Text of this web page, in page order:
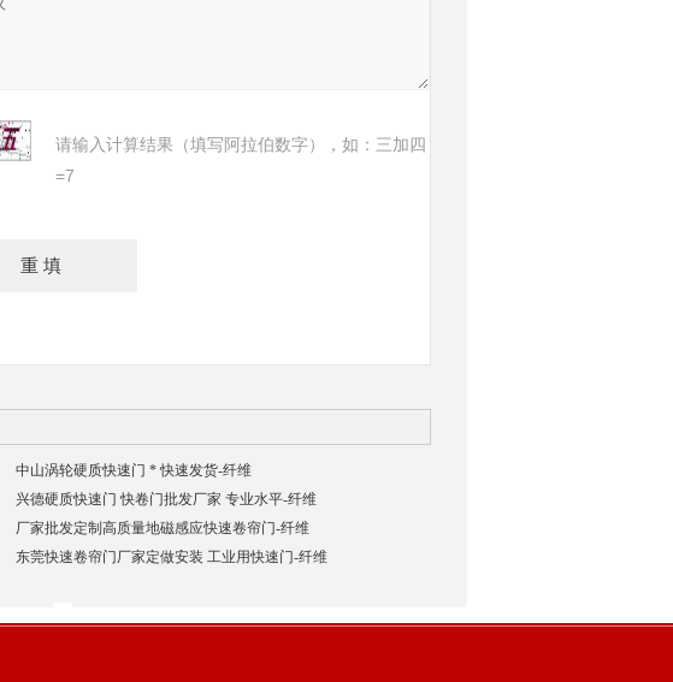
请输入计算结果（填写阿拉伯数字），如：三加四
=7
中山涡轮硬质快速门 * 快速发货-纤维
兴德硬质快速门 快卷门批发厂家 专业水平-纤维
厂家批发定制高质量地磁感应快速卷帘门-纤维
东莞快速卷帘门厂家定做安装 工业用快速门-纤维